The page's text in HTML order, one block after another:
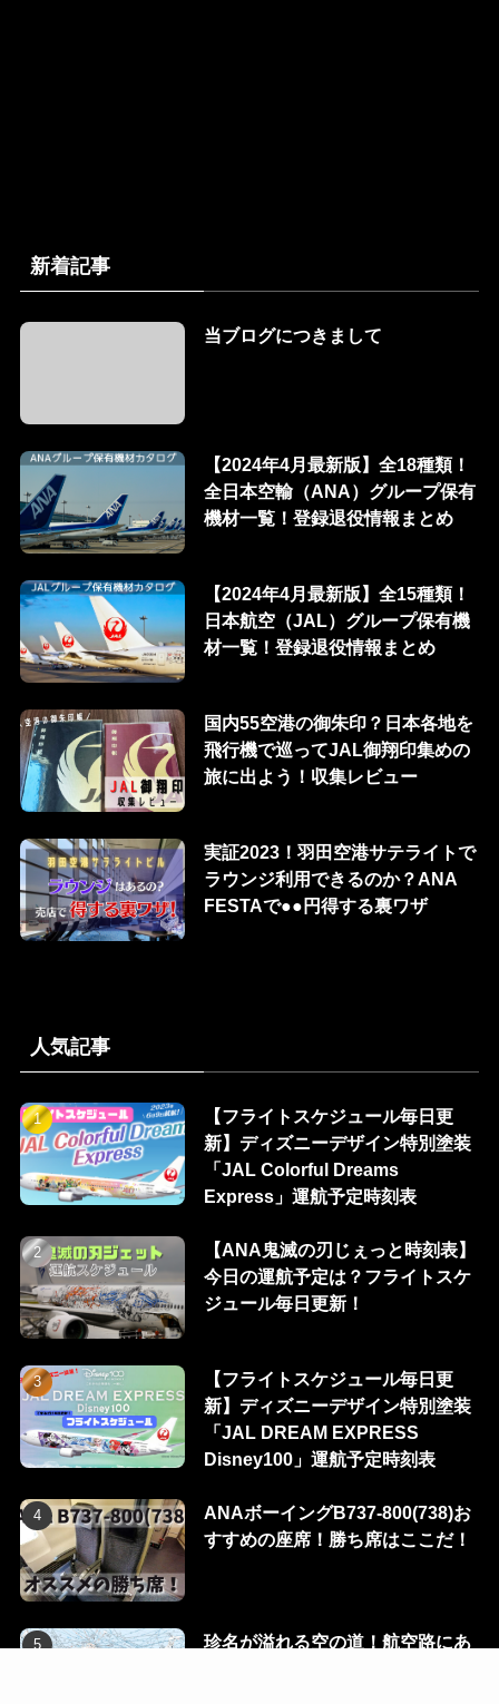
新着記事
当ブログにつきまして
【2024年4月最新版】全18種類！
全日本空輸（ANA）グループ保有
機材一覧！登録退役情報まとめ
【2024年4月最新版】全15種類！
日本航空（JAL）グループ保有機
材一覧！登録退役情報まとめ
国内55空港の御朱印？日本各地を
飛行機で巡ってJAL御翔印集めの
旅に出よう！収集レビュー
実証2023！羽田空港サテライトで
ラウンジ利用できるのか？ANA
FESTAで●●円得する裏ワザ
人気記事
【フライトスケジュール毎日更
新】ディズニーデザイン特別塗装
「JAL Colorful Dreams
Express」運航予定時刻表
【ANA鬼滅の刃じぇっと時刻表】
今日の運航予定は？フライトスケ
ジュール毎日更新！
【フライトスケジュール毎日更
新】ディズニーデザイン特別塗装
「JAL DREAM EXPRESS
Disney100」運航予定時刻表
ANAボーイングB737-800(738)お
すすめの座席！勝ち席はここだ！
珍名が溢れる空の道！航空路にあ